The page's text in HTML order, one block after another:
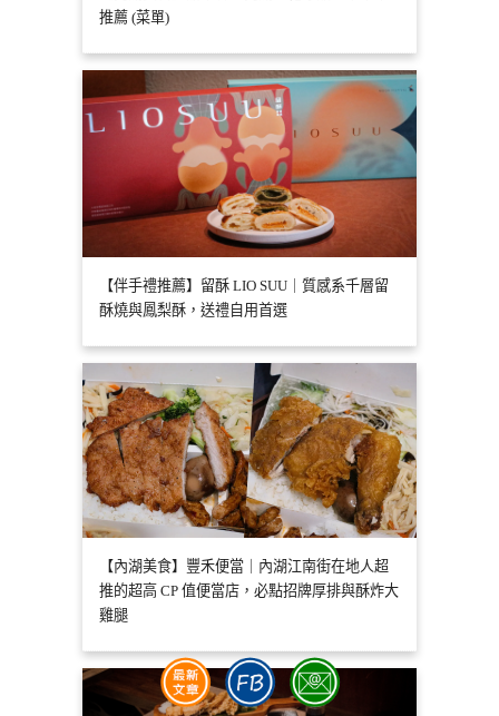
推薦 (菜單)
【伴手禮推薦】留酥 LIO SUU｜質感系千層留
酥燒與鳳梨酥，送禮自用首選
【內湖美食】豐禾便當｜內湖江南街在地人超
推的超高 CP 值便當店，必點招牌厚排與酥炸大
雞腿